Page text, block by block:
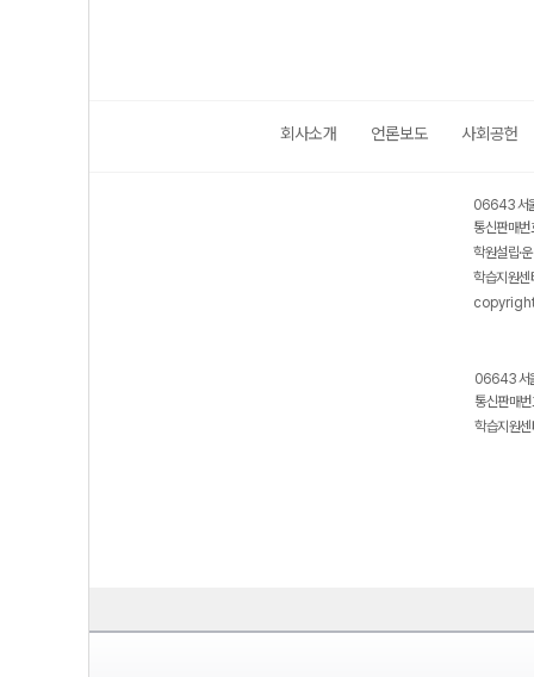
회사소개 언론보도 사회공헌
06643 서
통신판매
학원설립·
학습지원
06643 서
통신판매
학습지원